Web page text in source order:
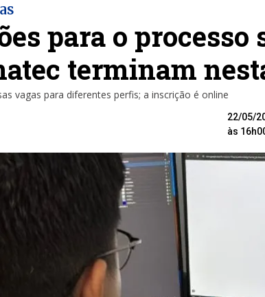
para o processo
terminam
vagas para diferentes perfis; a inscrição é online
22/05/
às